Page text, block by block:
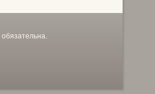
обязательна.